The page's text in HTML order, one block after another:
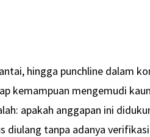
hingga punchline dalam
kemampuan mengemudi
apakah anggapan ini
diulang tanpa adanya